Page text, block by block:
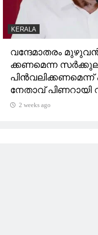
KERALA
വന്ദേമാതരം
ക്കണമെന്ന
പിന്‍വലിക്കണമെന്ന്
നേതാവ് പിണറായി
2 weeks ago